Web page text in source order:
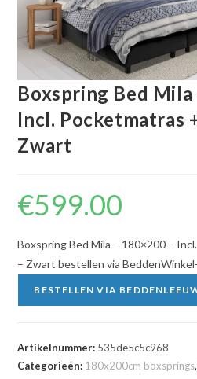
Boxspring Bed
Incl. Pocketmatras
Zwart
€599.00
Boxspring Bed Mila – 180×200 –
– Zwart bestellen via
BESTELLEN VIA
Artikelnummer: 535de5c5c968
Categorieën: 180x200cm boxsprings,